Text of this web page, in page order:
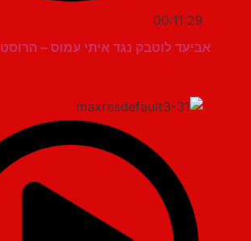
00:11:29
אביעד לוטבק נגד איתי עמוס – הרוסט המלא!